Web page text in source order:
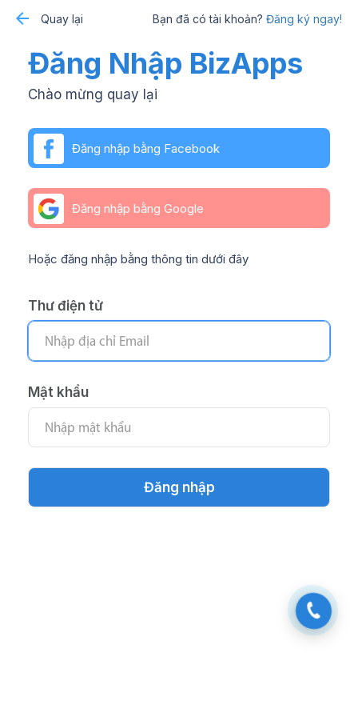
Quay lại Bạn đã có tài khoản? Đăng ký ngay!
Đăng Nhập BizApps
Chào mừng quay lại
Đăng nhập bằng Facebook
Đăng nhập bằng Google
Hoặc đăng nhập bằng thông tin dưới đây
Thư điện tử
Mật khẩu
Đăng nhập